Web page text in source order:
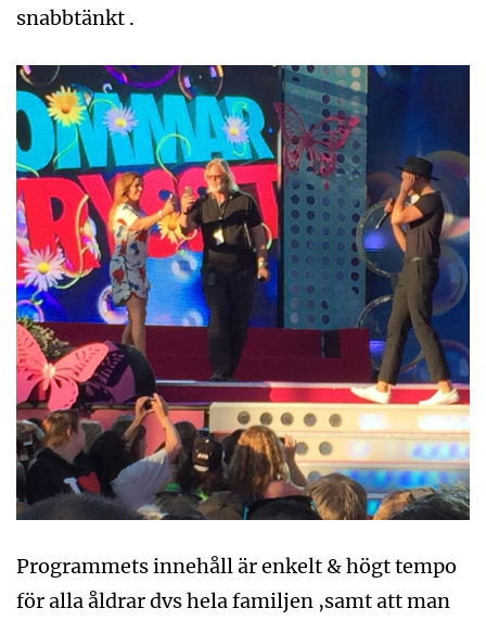
snabbtänkt .
Programmets innehåll är enkelt & högt tempo
för alla åldrar dvs hela familjen ,samt att man